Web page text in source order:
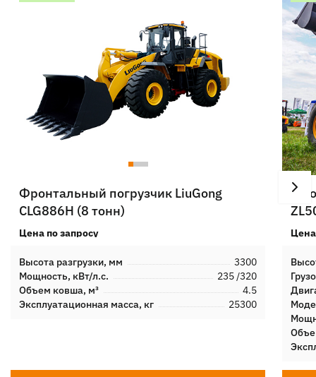
Фронтальный погрузчик LiuGong
CLG886H (8 тонн)
Цена по запросу
Высота разгрузки, мм 3300
Мощность, кВт/л.с. 235 /320
Объем ковша, м³ 4.5
Эксплуатационная масса, кг 25300